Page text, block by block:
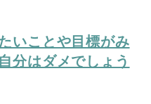
いことや目標がみ
分はダメでしょう